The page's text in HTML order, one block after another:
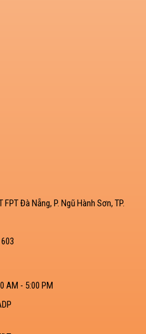
Đà Nẵng, P. Ngũ Hành Sơn, TP.
AM - 5:00 PM